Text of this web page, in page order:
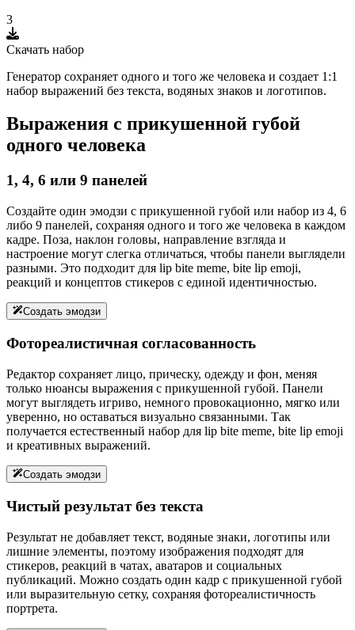
3
Скачать набор
Генератор сохраняет одного и того же человека и создает 1:1
набор выражений без текста, водяных знаков и логотипов.
Выражения с прикушенной губой
одного человека
1, 4, 6 или 9 панелей
Создайте один эмодзи с прикушенной губой или набор из 4, 6
либо 9 панелей, сохраняя одного и того же человека в каждом
кадре. Поза, наклон головы, направление взгляда и
настроение могут слегка отличаться, чтобы панели выглядели
разными. Это подходит для lip bite meme, bite lip emoji,
реакций и концептов стикеров с единой идентичностью.
Создать эмодзи
Фотореалистичная согласованность
Редактор сохраняет лицо, прическу, одежду и фон, меняя
только нюансы выражения с прикушенной губой. Панели
могут выглядеть игриво, немного провокационно, мягко или
уверенно, но оставаться визуально связанными. Так
получается естественный набор для lip bite meme, bite lip emoji
и креативных выражений.
Создать эмодзи
Чистый результат без текста
Результат не добавляет текст, водяные знаки, логотипы или
лишние элементы, поэтому изображения подходят для
стикеров, реакций в чатах, аватаров и социальных
публикаций. Можно создать один кадр с прикушенной губой
или выразительную сетку, сохраняя фотореалистичность
портрета.